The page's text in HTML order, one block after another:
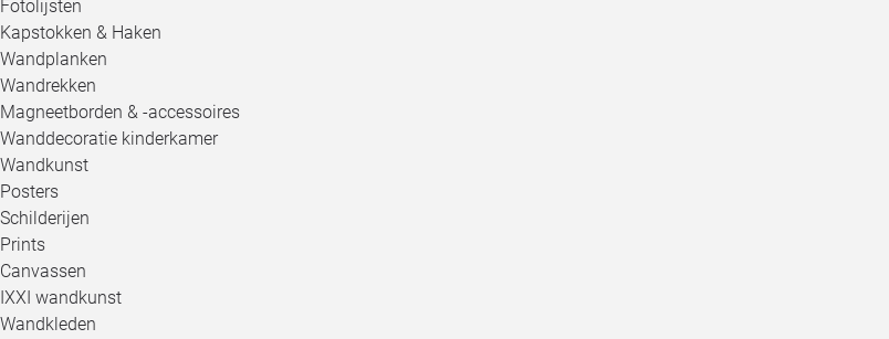
Fotolijsten
Kapstokken & Haken
Wandplanken
Wandrekken
Magneetborden & -accessoires
Wanddecoratie kinderkamer
Wandkunst
Posters
Schilderijen
Prints
Canvassen
IXXI wandkunst
Wandkleden